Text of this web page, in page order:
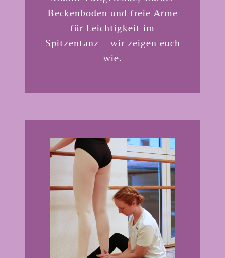
Beckenboden und freie Arme
für Leichtigkeit im
Spitzentanz – wir zeigen euch
wie.